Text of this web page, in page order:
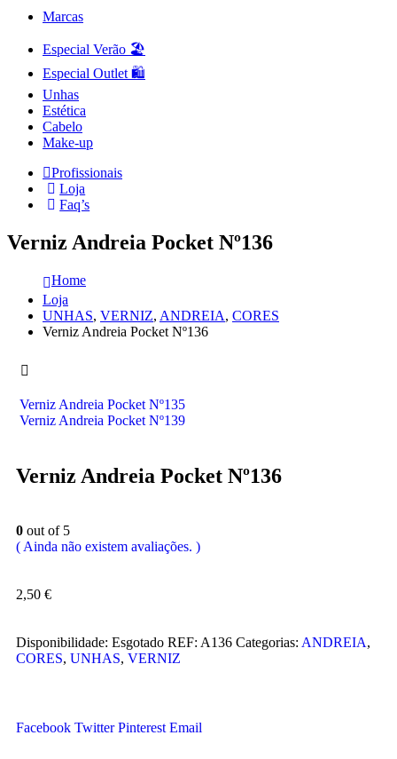
Marcas
Especial Verão 🏖️
Especial Outlet 🛍️
Unhas
Estética
Cabelo
Make-up
Profissionais
Loja
Faq’s
Verniz Andreia Pocket Nº136
Home
Loja
UNHAS, VERNIZ, ANDREIA, CORES
Verniz Andreia Pocket Nº136
Verniz Andreia Pocket Nº135
Verniz Andreia Pocket Nº139
Verniz Andreia Pocket Nº136
0 out of 5
( Ainda não existem avaliações. )
2,50 €
Disponibilidade: Esgotado REF: A136 Categorias: ANDREIA,
CORES, UNHAS, VERNIZ
Facebook Twitter Pinterest Email